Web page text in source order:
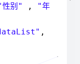
性别 " , "年
,